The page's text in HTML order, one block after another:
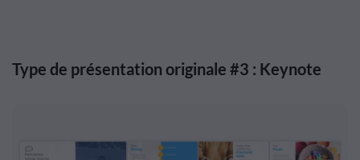
Type de présentation originale #3 : Keynote